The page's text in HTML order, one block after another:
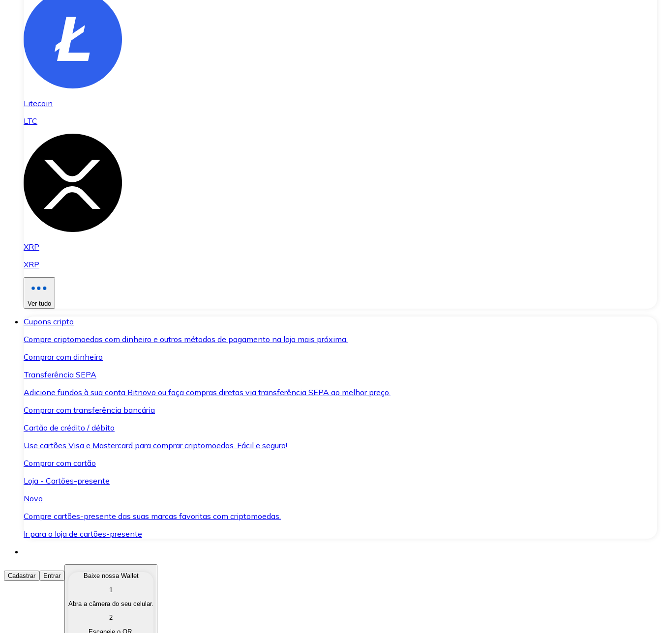
Litecoin
LTC
XRP
XRP
Ver tudo
Cupons cripto
Compre criptomoedas com dinheiro e outros métodos de pagamento na loja mais próxima.
Comprar com dinheiro
Transferência SEPA
Adicione fundos à sua conta Bitnovo ou faça compras diretas via transferência SEPA ao melhor preço.
Comprar com transferência bancária
Cartão de crédito / débito
Use cartões Visa e Mastercard para comprar criptomoedas. Fácil e seguro!
Comprar com cartão
Loja - Cartões-presente
Novo
Compre cartões-presente das suas marcas favoritas com criptomoedas.
Ir para a loja de cartões-presente
Comprar Criptomoedas
Compre as criptomoedas de seu interesse de forma rápida e segura.
Converta suas criptomoedas em moeda fiduciária quando precisar.
Cadastrar Entrar
Baixe nossa Wallet
1
Abra a câmera do seu celular.
2